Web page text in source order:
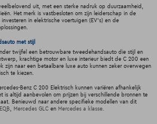
uit, met een sterke nadruk op duurzaamheid,
Het merk is vastbesloten om zijn leiderschap in de
in elektrische voertuigen (EV's) en de
met stijl
twijfel een betrouwbare tweedehandsauto die stijl en
krachtige motor en luxe interieur biedt de C 200 een
zijn naar een betaalbare luxe auto kunnen zeker overwegen
te kiezen.
Benz C 200 Elektrisch kunnen variëren afhankelijk
is altijd aanbevolen om prijzen bij verschillende bronnen te
Benieuwd naar andere specifieke modellen van dit
, Mercedes GLCen Mercedes a klasse.